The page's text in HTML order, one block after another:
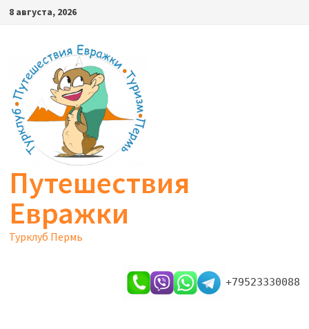
Перейти
содержимому
8 августа, 2026
Путешествия
Евражки
Турклуб Пермь
+79523330088